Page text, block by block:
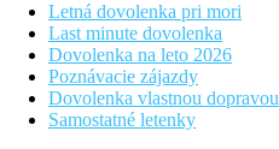
Letná dovolenka pri mori
Last minute dovolenka
Dovolenka na leto 2026
Poznávacie zájazdy
Dovolenka vlastnou dopravou
Samostatné letenky